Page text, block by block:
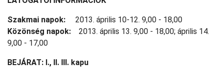
Szakmai napok: 2013. április 10-12. 9,00 - 18,00
Közönség napok: 2013. április 13. 9,00 - 18,00; április 14.
9,00 - 17,00
BEJÁRAT: I., II. III. kapu